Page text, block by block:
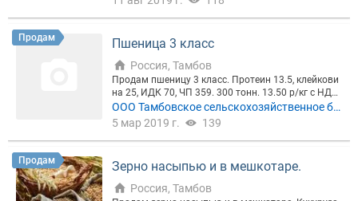
Продам Пшеница 3 класс
Россия, Тамбов
Продам пшеницу 3 класс. Протеин 13.5, клейкови
на 25, ИДК 70, ЧП 359. 300 тонн. 13.50 р/кг с НДС.
Пензенский район.
ООО Тамбовское сельскохозяйственное би
знес предприятие
5 мар 2019 г. 139
Продам Зерно насыпью и в мешкотаре.
Россия, Тамбов